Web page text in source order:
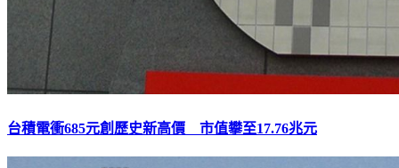
台積電衝685元創歷史新高價 市值攀至17.76兆元